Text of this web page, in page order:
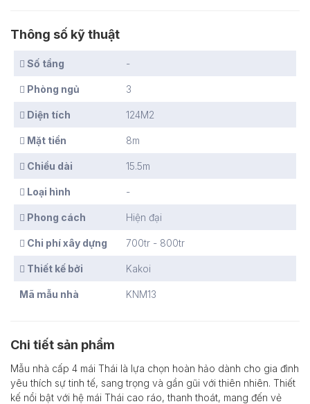
Thông số kỹ thuật
Số tầng -
Phòng ngủ 3
Diện tích 124M2
Mặt tiền 8m
Chiều dài 15.5m
Loại hình -
Phong cách Hiện đại
Chi phí xây dựng 700tr - 800tr
Thiết kế bởi Kakoi
Mã mẫu nhà KNM13
Chi tiết sản phẩm
Mẫu nhà cấp 4 mái Thái là lựa chọn hoàn hảo dành cho gia đình
yêu thích sự tinh tế, sang trọng và gần gũi với thiên nhiên. Thiết
kế nổi bật với hệ mái Thái cao ráo, thanh thoát, mang đến vẻ